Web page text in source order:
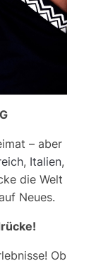
– aber
, Italien,
die Welt
Neues.
Ob